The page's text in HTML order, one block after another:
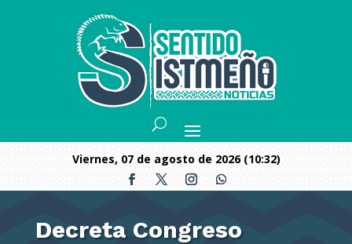
viernes, 07 de agosto de 2026 (10:32)
Decreta Congreso